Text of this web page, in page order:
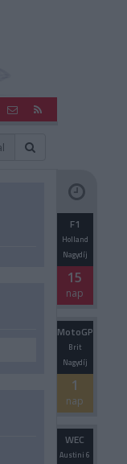
F1
Holland
Nagydíj
15
nap
MotoGP
Brit
Nagydíj
1
nap
WEC
Austini 6